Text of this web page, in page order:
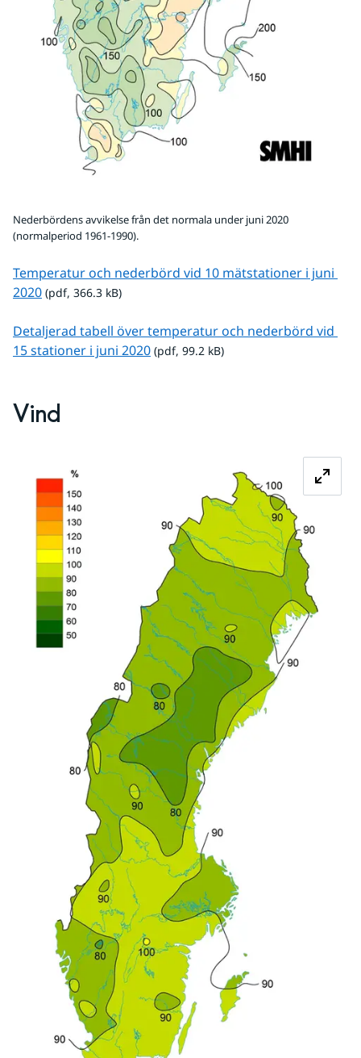
Nederbördens avvikelse från det normala under juni 2020
(normalperiod 1961-1990).
Temperatur och nederbörd vid 10 mätstationer i juni
2020pdf, 366.3 kB.
(pdf, 366.3 kB)
Detaljerad tabell över temperatur och nederbörd vid
15 stationer i juni 2020pdf, 99.2 kB.
(pdf, 99.2 kB)
Vind